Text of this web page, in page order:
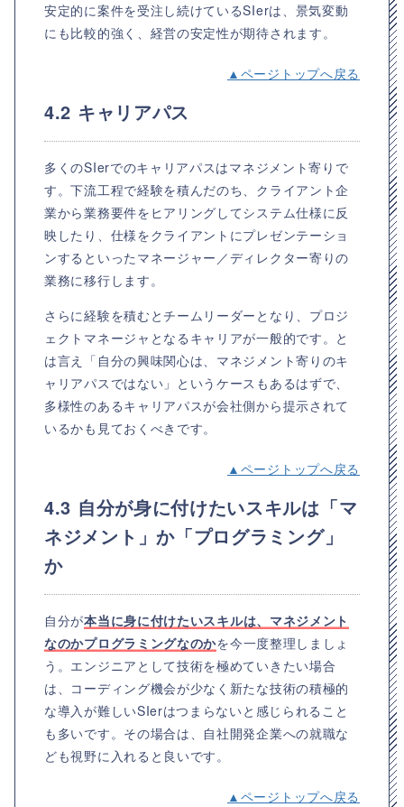
安定的に案件を受注し続けているSIerは、景気変動
にも比較的強く、経営の安定性が期待されます。
▲ページトップへ戻る
4.2 キャリアパス
多くのSIerでのキャリアパスはマネジメント寄りで
す。下流工程で経験を積んだのち、クライアント企
業から業務要件をヒアリングしてシステム仕様に反
映したり、仕様をクライアントにプレゼンテーショ
ンするといったマネージャー／ディレクター寄りの
業務に移行します。
さらに経験を積むとチームリーダーとなり、プロジ
ェクトマネージャとなるキャリアが一般的です。と
は言え「自分の興味関心は、マネジメント寄りのキ
ャリアパスではない」というケースもあるはずで、
多様性のあるキャリアパスが会社側から提示されて
いるかも見ておくべきです。
▲ページトップへ戻る
4.3 自分が身に付けたいスキルは「マ
ネジメント」か「プログラミング」
か
自分が本当に身に付けたいスキルは、マネジメント
なのかプログラミングなのかを今一度整理しましょ
う。エンジニアとして技術を極めていきたい場合
は、コーディング機会が少なく新たな技術の積極的
な導入が難しいSIerはつまらないと感じられること
も多いです。その場合は、自社開発企業への就職な
ども視野に入れると良いです。
▲ページトップへ戻る